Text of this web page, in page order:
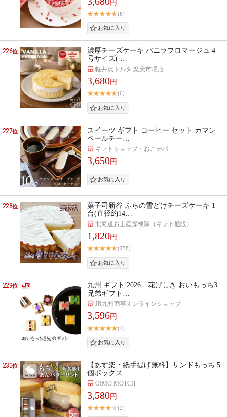
円
(6)
226位
濃厚チーズケーキ バニラフロマージュ 4
号サイズ( …
軽井沢トルタ 楽天市場店
3,680円
(6)
227位
スイーツ ギフト コーヒー セット カマン
ベールチー…
ギフトショップ・おこデパ
3,650円
228位
菓子司新谷 ふらの雪どけチーズケーキ 1
台(直径約14…
北海道お土産探検隊（ギフト通販）
1,820円
(258)
229位
九州 ギフト 2026 花げしき おいもっち3
兄弟ギフト…
JR九州商事オンラインショップ
3,596円
(1)
230位
【あす楽・紙手提げ無料】サンドもっち 5
個ボックス…
OIMO MOTCH
3,580円
(2)